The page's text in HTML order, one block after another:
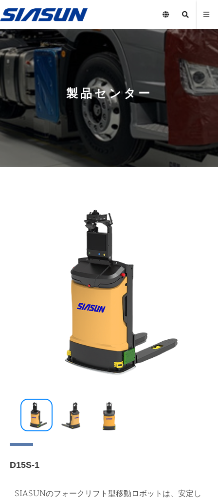
製品センター
D15S-1
SIASUNのフォークリフト型移動ロボットは、安定し